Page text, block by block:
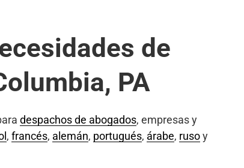
de
PA
despachos de abogados, empresas y
, francés, alemán, portugués, árabe, rusoy